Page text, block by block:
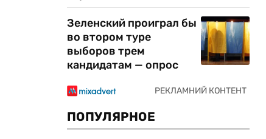
Зеленский проиграл бы
во втором туре
выборов трем
кандидатам — опрос
ПОПУЛЯРНОЕ